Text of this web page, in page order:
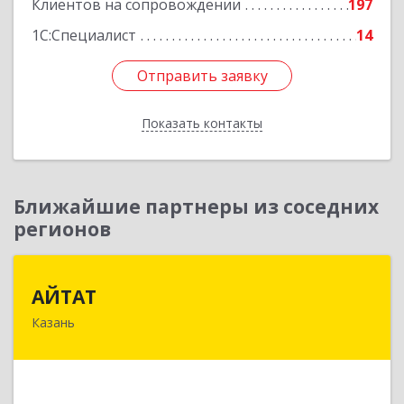
Клиентов на сопровождении
197
1С:Специалист
14
Отправить заявку
Показать контакты
Отправить заявку
Назад
Ближайшие партнеры из соседних
регионов
АЙТАТ
Казань